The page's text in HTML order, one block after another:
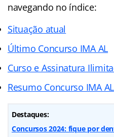
navegando no índice:
Situação atual
Último Concurso IMA AL
Curso e Assinatura
Resumo Concurso IMA AL
Destaques:
Concursos 2024: fique por